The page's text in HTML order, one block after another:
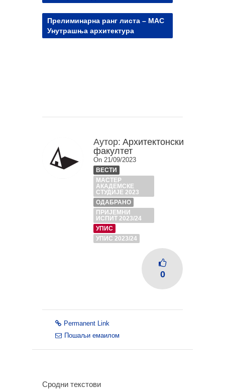
Прелиминарна ранг листа – МАС
Унутрашња архитектура
Аутор: Архитектонски
факултет
On 21/09/2023
ВЕСТИ
МАСТЕР
АКАДЕМСКЕ
СТУДИЈЕ 2023
ОДАБРАНО
ПРИЈЕМНИ
ИСПИТ 2023/24
УПИС
УПИС 2023/24
0
Permanent Link
Пошаљи емаилом
Сродни текстови